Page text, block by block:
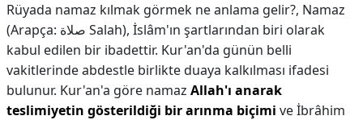
Rüyada namaz kılmak görmek ne anlama gelir?, Namaz
(Arapça: صلاة Salah), İslâm'ın şartlarından biri olarak
kabul edilen bir ibadettir. Kur'an'da günün belli
vakitlerinde abdestle birlikte duaya kalkılması ifadesi
bulunur. Kur'an'a göre namaz Allah'ı anarak
teslimiyetin gösterildiği bir arınma biçimi ve İbrâhim